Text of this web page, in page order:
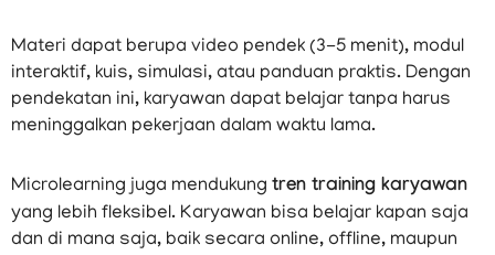
Materi dapat berupa video pendek (3-5 menit), modul
interaktif, kuis, simulasi, atau panduan praktis. Dengan
pendekatan ini, karyawan dapat belajar tanpa harus
meninggalkan pekerjaan dalam waktu lama.
Microlearning juga mendukung tren training karyawan
yang lebih fleksibel. Karyawan bisa belajar kapan saja
dan di mana saja, baik secara online, offline, maupun